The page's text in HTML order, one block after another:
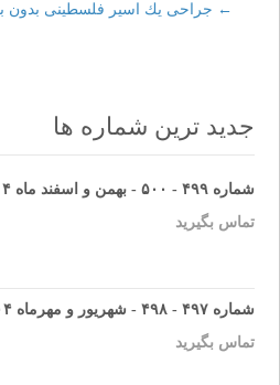
Post
← جراحى يك اسير فلسطينى بدون
جدید ترین شماره ها
شماره ۴۹۹ - ۵۰۰ - بهمن و اسفند ماه ۱۴۰۴
تماس بگیرید
شماره ۴۹۷ - ۴۹۸ - شهریور و مهرماه ۱۴۰۴
تماس بگیرید